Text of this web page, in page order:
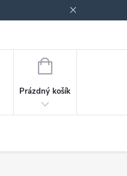
NÁKUPNÍ
Prázdný košík